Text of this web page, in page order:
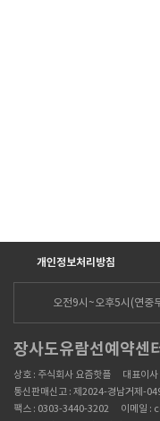
개인정보처리방침
오전9시~오후5시(연중
장사도유람선예약센
상호 : 주식회사 요즘핫플 대표이
통신판매신고 : 제2024-경남거제-
팩스 : 0303-3440-3202
이메일